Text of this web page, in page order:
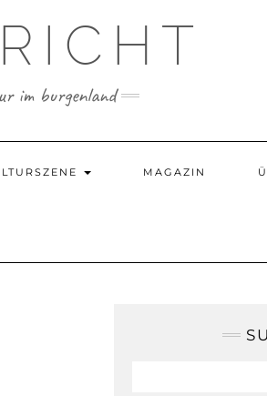
im burgenland
MAGAZIN